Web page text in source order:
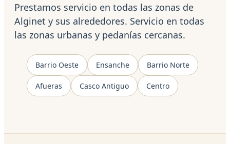
Prestamos servicio en todas las zonas de
Alginet y sus alrededores. Servicio en todas
las zonas urbanas y pedanías cercanas.
Barrio Oeste Ensanche Barrio Norte
Afueras Casco Antiguo Centro